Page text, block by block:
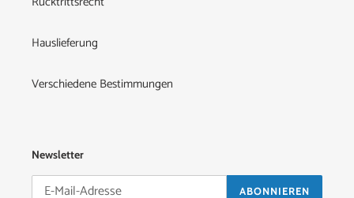
Hauslieferung
Verschiedene Bestimmungen
Newsletter
ABONNIEREN